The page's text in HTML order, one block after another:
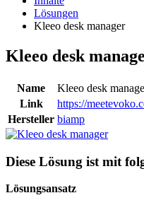
Lösungen
Kleeo desk manager
Kleeo desk
Name
Kleeo desk
Link
https://
Hersteller biamp
Diese Lösung ist mit
Lösungsansatz